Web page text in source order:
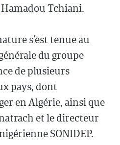
Tchiani.
s’est tenue au
du groupe
de plusieurs
pays, dont
en Algérie, ainsi que
et le directeur
SONIDEP.